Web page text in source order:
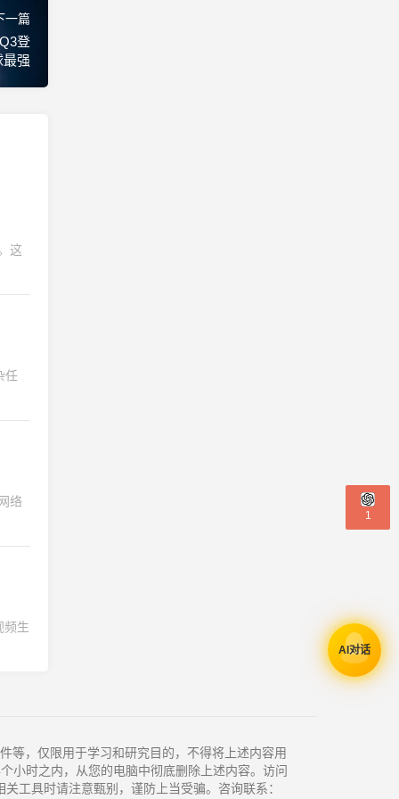
一篇
登
强
这
任
络
频生
等，仅限用于学习和研究目的，不得将上述内容用
小时之内，从您的电脑中彻底删除上述内容。访问
工具时请注意甄别，谨防上当受骗。咨询联系：
1
AI对话